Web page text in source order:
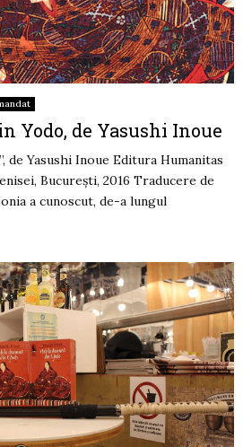
Yodo, de Yasushi Inoue
de Yasushi Inoue Editura Humanitas
București, 2016 Traducere de
a cunoscut, de-a lungul